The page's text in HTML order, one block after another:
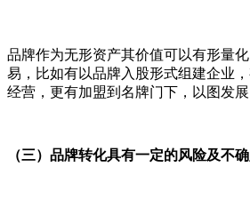
品牌作为无形资产其价值可以有形量
易，比如有以品牌入股形式组建企业
经营，更有加盟到名牌门下，以图发展
（三）品牌转化具有一定的风险及不